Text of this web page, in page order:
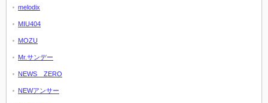
melodix
MIU404
MOZU
Mr.サンデー
NEWS ZERO
NEWアンサー